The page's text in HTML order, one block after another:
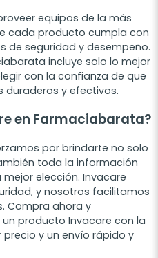
equipos de la más
cada producto cumpla con
de seguridad y desempeño.
incluye solo lo mejor
con la confianza de que
y efectivos.
en Farmaciabarata?
por brindarte no solo
toda la información
elección. Invacare
y nosotros facilitamos
Compra ahora y
producto Invacare con la
y un envío rápido y